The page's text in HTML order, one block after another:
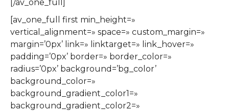
[/av_one_full]
[av_one_full first min_height=»
vertical_alignment=» space=» custom_margin=»
margin=’0px’ link=» linktarget=» link_hover=»
padding=’0px’ border=» border_color=»
radius=’0px’ background=’bg_color’
background_color=»
background_gradient_color1=»
background_gradient_color2=»